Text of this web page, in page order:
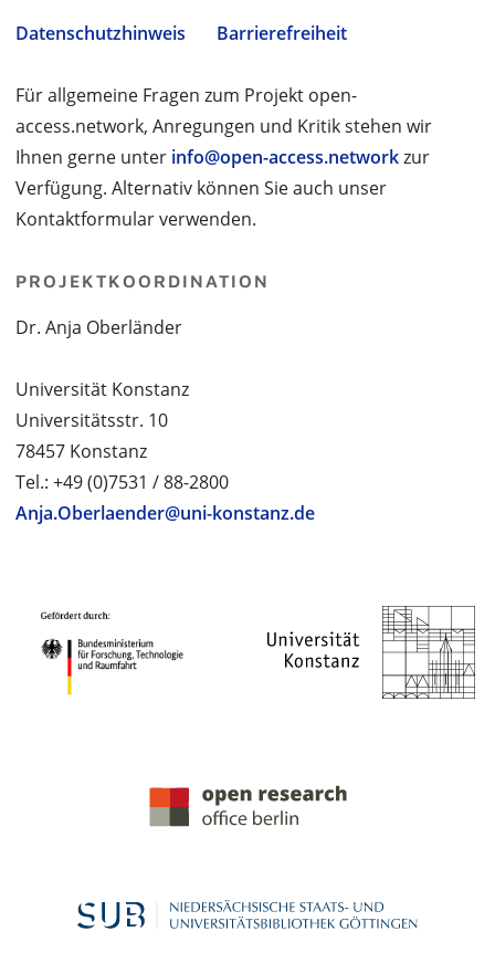
Datenschutzhinweis
Barrierefreiheit
Für allgemeine Fragen zum Projekt open-
access.network, Anregungen und Kritik stehen wir
Ihnen gerne unter info@open-access.networkzur
Verfügung. Alternativ können Sie auch unser
Kontaktformular verwenden.
PROJEKTKOORDINATION
Dr. Anja Oberländer
Universität Konstanz
Universitätsstr. 10
78457 Konstanz
Tel.: +49 (0)7531 / 88-2800
Anja.Oberlaender@uni-konstanz.de